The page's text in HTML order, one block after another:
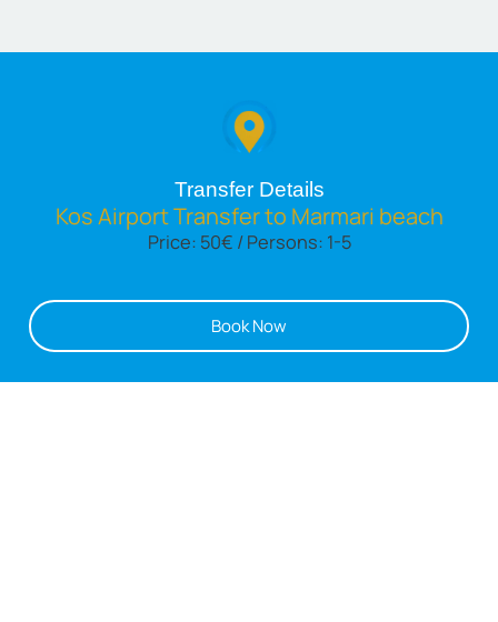
Transfer Details
Kos Airport Transfer to Marmari beach
Price: 50€ / Persons: 1-5
Book Now